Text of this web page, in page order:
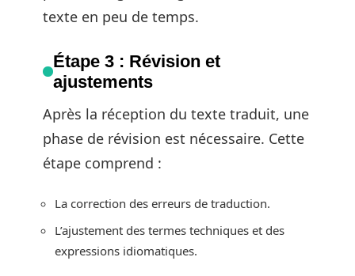
texte en peu de temps.
Étape 3 : Révision et
ajustements
Après la réception du texte traduit, une
phase de révision est nécessaire. Cette
étape comprend :
La correction des erreurs de traduction.
L’ajustement des termes techniques et des
expressions idiomatiques.